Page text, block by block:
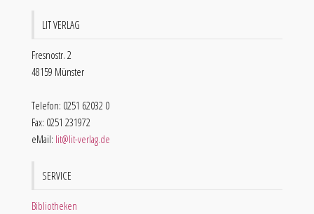
LIT VERLAG
Fresnostr. 2
48159 Münster
Telefon: 0251 62032 0
Fax: 0251 231972
eMail: lit@lit-verlag.de
SERVICE
Bibliotheken